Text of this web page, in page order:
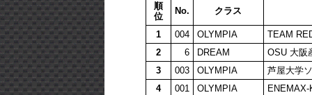
順
位
No. クラス
1 004 OLYMPIA
TEAM
2
6 DREAM
OSU 大阪
3
003 OLYMPIA
芦屋大学
4
001 OLYMPIA
ENEMAX-